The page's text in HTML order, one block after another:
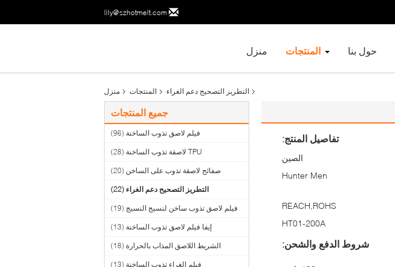
lily@szhotmelt.com
منزل المنتجات حول بنا
منزل المنتجات التطريز التصحيح دعم الغراء
جميع المنتجات
فيلم لاصق تذوب الساخنة (96)
TPU لاصقة تذوب الساخنة (28)
صفائح لاصقة تذوب على الساخن (20)
التطريز التصحيح دعم الغراء (22)
فيلم لاصق تذوب ساخن لنسيج النسيج (19)
إيفا فيلم لاصق تذوب الساخنة (13)
الشريط اللاصق المذاب بالحرارة (18)
فيلم الغراء تذوب الساخنة (13)
تفاصيل المنتج:
الصين
Hunter Men
REACH,ROHS
HT01-200A
شروط الدفع والشحن: